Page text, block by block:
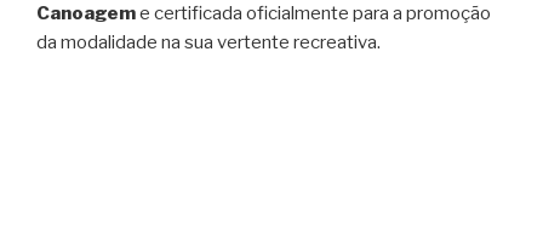
Canoageme certificada oficialmente para a promoção
da modalidade na sua vertente recreativa.